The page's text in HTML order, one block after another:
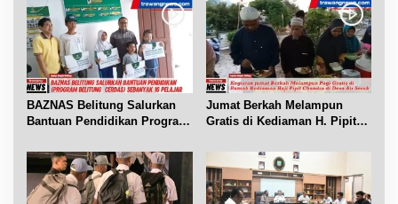
p
o
s
BAZNAS Belitung Salurkan
Bantuan Pendidikan Program
Jumat Berkah Melampun
Gratis di Kediaman H. Pipit